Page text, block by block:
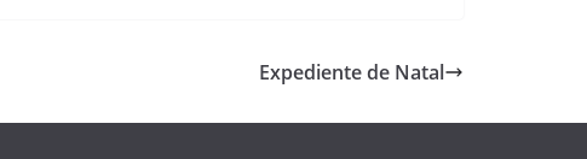
Expediente de Natal